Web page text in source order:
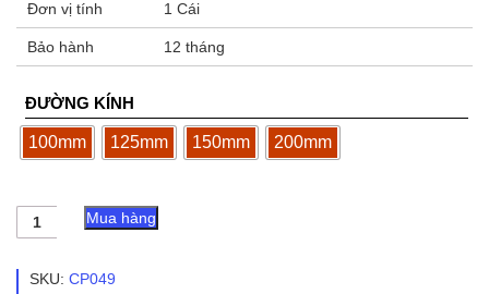
Đơn vị tính 1 Cái
Bảo hành 12 tháng
ĐƯỜNG KÍNH
100mm 125mm 150mm 200mm
Bánh
xe
nhựa
Mua hàng
SKU: CP049